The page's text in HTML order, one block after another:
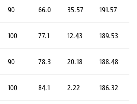
90 66.0 35.57 191.57
100 77.1 12.43 189.53
90 78.3 20.18 188.48
100 84.1 2.22 186.32